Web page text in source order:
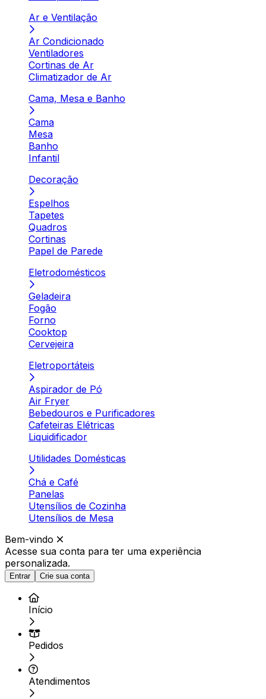
Ar e Ventilação
Ar Condicionado
Ventiladores
Cortinas de Ar
Climatizador de Ar
Cama, Mesa e Banho
Cama
Mesa
Banho
Infantil
Decoração
Espelhos
Tapetes
Quadros
Cortinas
Papel de Parede
Eletrodomésticos
Geladeira
Fogão
Forno
Cooktop
Cervejeira
Eletroportáteis
Aspirador de Pó
Air Fryer
Bebedouros e Purificadores
Cafeteiras Elétricas
Liquidificador
Utilidades Domésticas
Chá e Café
Panelas
Utensílios de Cozinha
Utensílios de Mesa
Bem-vindo
Acesse sua conta para ter uma experiência
personalizada.
Entrar Crie sua conta
Início
Pedidos
Atendimentos